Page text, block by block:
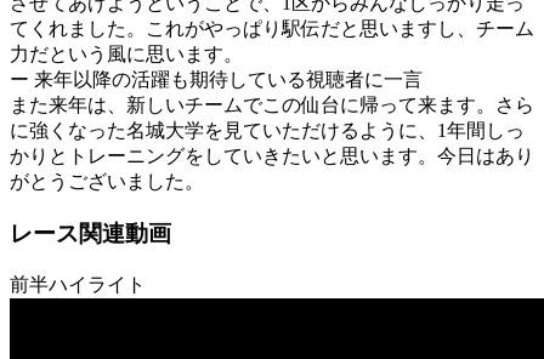
てくれました。これがやっぱり駅伝だと思いますし、チーム
力だという風に思います。
ー 来年以降の活躍も期待している視聴者に一言
また来年は、新しいチームでこの仙台に帰って来ます。さら
に強くなった名城大学を見ていただけるように、1年間しっ
かりとトレーニングをしていきたいと思います。今日はあり
がとうございました。
レース関連動画
前半ハイライト